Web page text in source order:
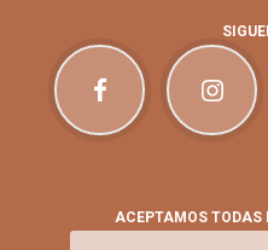
ACEPTAMOS TODAS